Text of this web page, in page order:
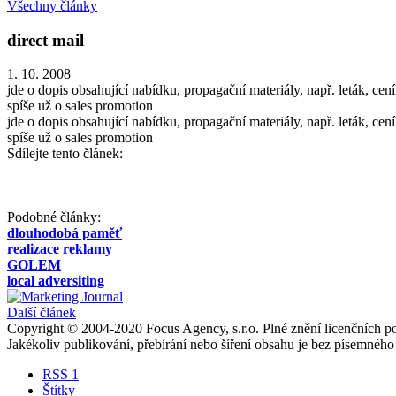
Všechny články
direct mail
1. 10. 2008
jde o dopis obsahující nabídku, propagační materiály, např. leták,
spíše už o sales promotion
jde o dopis obsahující nabídku, propagační materiály, např. leták,
spíše už o sales promotion
Sdílejte tento článek:
Podobné články:
dlouhodobá paměť
realizace reklamy
GOLEM
local adversiting
Další článek
Copyright © 2004-2020 Focus Agency, s.r.o. Plné znění licenčních
Jakékoliv publikování, přebírání nebo šíření obsahu je bez písemného
RSS 1
Štítky